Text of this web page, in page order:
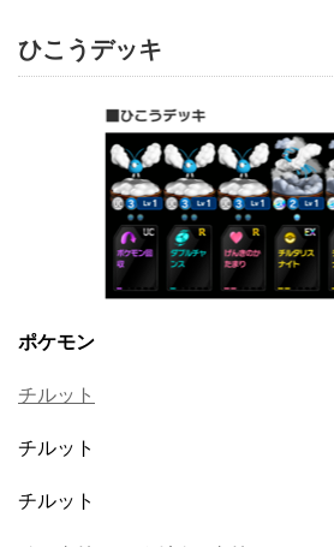
ひこうデッキ
ポケモン
チルット
チルット
チルット